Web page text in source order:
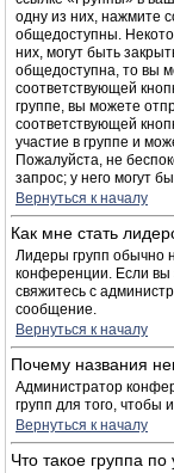
одну из них, нажмите
общедоступны.
них, могут быть
общедоступна, то вы
соответствующей
группе, вы можете
соответствующей
участие в группе и
Пожалуйста, не
запрос; у него могут
Вернуться к началу
Как мне стать
Лидеры групп обычно
конференции. Если вы
свяжитесь с
сообщение.
Вернуться к началу
Почему названия
Администратор
групп для того, чтобы
Вернуться к началу
Что такое группа